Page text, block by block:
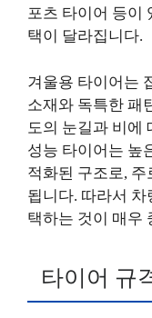
포츠 타이어 등이
택이 달라집니다.
겨울용 타이어는
소재와 독특한 패
도의 눈길과 비에
성능 타이어는 높
적화된 구조로,
됩니다. 따라서 차
택하는 것이 매우
타이어 규